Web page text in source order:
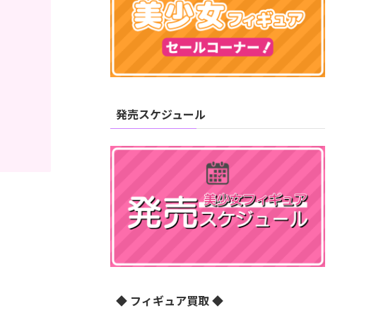
発売スケジュール
◆ フィギュア買取 ◆